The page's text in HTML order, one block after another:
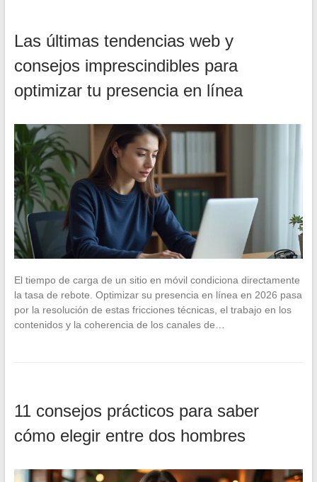
Las últimas tendencias web y
consejos imprescindibles para
optimizar tu presencia en línea
El tiempo de carga de un sitio en móvil condiciona directamente
la tasa de rebote. Optimizar su presencia en línea en 2026 pasa
por la resolución de estas fricciones técnicas, el trabajo en los
contenidos y la coherencia de los canales de…
11 consejos prácticos para saber
cómo elegir entre dos hombres